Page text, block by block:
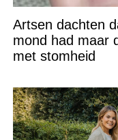
Artsen dachten
mond had maar
met stomheid